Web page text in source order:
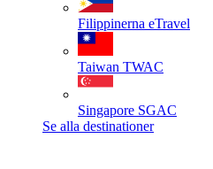
Filippinerna eTravel
Taiwan TWAC
Singapore SGAC
Se alla destinationer